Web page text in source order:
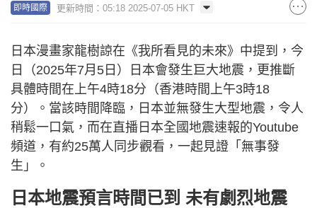
即時國際 更新時間：05:18 2025-07-05 HKT
日本漫畫家龍樹諒在《我所看見的未來》中提到，今
日（2025年7月5日）日本會發生巨大地震，更推斷
具體時間在上午4時18分（香港時間上午3時18
分）。當該時間降臨，日本並無發生大型地震，令人
稍鬆一口氣，而在直播日本全國地震速報的Youtube
頻道，有約25萬人同步觀看，一起見證「無事發
生」。
日本地震預言時間已到 未有劇烈地震